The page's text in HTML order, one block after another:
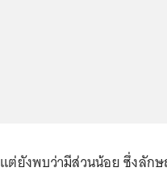
แต่ยังพบว่ามีส่วนน้อย ซึ่งลัก